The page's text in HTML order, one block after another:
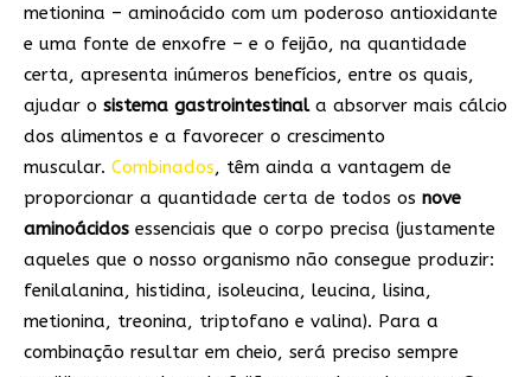
metionina – aminoácido com um poderoso antioxidante
e uma fonte de enxofre – e o feijão, na quantidade
certa, apresenta inúmeros benefícios, entre os quais,
ajudar o sistema gastrointestinala absorver mais cálcio
dos alimentos e a favorecer o crescimento
muscular. Combinados, têm ainda a vantagem de
proporcionar a quantidade certa de todos os nove
aminoácidos essenciais que o corpo precisa (justamente
aqueles que o nosso organismo não consegue produzir:
fenilalanina, histidina, isoleucina, leucina, lisina,
metionina, treonina, triptofano e valina). Para a
combinação resultar em cheio, será preciso sempre